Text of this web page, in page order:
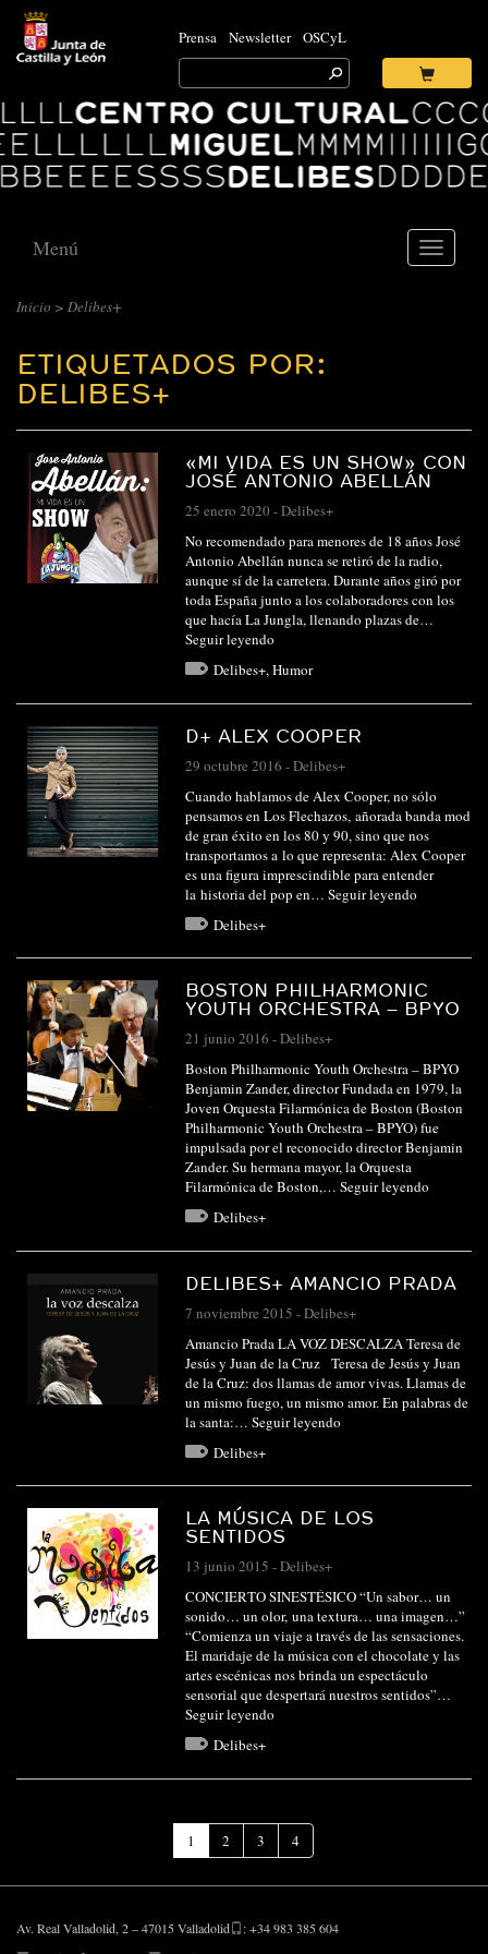
Prensa Newsletter OSCyL
Search
for:
Ok
Centro
Cultural
Miguel
Delibes
Toggle
Menú
Inicio > Delibes+
ETIQUETADOS POR:
DELIBES+
«MI VIDA ES UN SHOW» CON
JOSÉ ANTONIO ABELLÁN
25 enero 2020 -Delibes+
No recomendado para menores de 18 años José
Antonio Abellán nunca se retiró de la radio,
aunque sí de la carretera. Durante años giró por
toda España junto a los colaboradores con los
que hacía La Jungla, llenando plazas de…
Seguir leyendo
Delibes+,Humor
D+ ALEX COOPER
29 octubre 2016 -Delibes+
Cuando hablamos de Alex Cooper, no sólo
pensamos en Los Flechazos, añorada banda mod
de gran éxito en los 80 y 90, sino que nos
transportamos a lo que representa: Alex Cooper
es una figura imprescindible para entender
la historia del pop en… Seguir leyendo
Delibes+
BOSTON PHILHARMONIC
YOUTH ORCHESTRA – BPYO
21 junio 2016 -Delibes+
Boston Philharmonic Youth Orchestra – BPYO
Benjamin Zander, director Fundada en 1979, la
Joven Orquesta Filarmónica de Boston (Boston
Philharmonic Youth Orchestra – BPYO) fue
impulsada por el reconocido director Benjamin
Zander. Su hermana mayor, la Orquesta
Filarmónica de Boston,… Seguir leyendo
Delibes+
DELIBES+ AMANCIO PRADA
7 noviembre 2015 -Delibes+
Amancio Prada LA VOZ DESCALZA Teresa de
Jesús y Juan de la Cruz Teresa de Jesús y Juan
de la Cruz: dos llamas de amor vivas. Llamas de
un mismo fuego, un mismo amor. En palabras de
la santa:… Seguir leyendo
Delibes+
LA MÚSICA DE LOS
SENTIDOS
13 junio 2015 -Delibes+
CONCIERTO SINESTÉSICO “Un sabor… un
sonido… un olor, una textura… una imagen…”
“Comienza un viaje a través de las sensaciones.
El maridaje de la música con el chocolate y las
artes escénicas nos brinda un espectáculo
sensorial que despertará nuestros sentidos”…
Seguir leyendo
Delibes+
1
(Página
actual)
2 3 4
Av. Real Valladolid, 2 – 47015 Valladolid
: +34 983 385 604